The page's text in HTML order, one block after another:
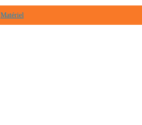
Matériel